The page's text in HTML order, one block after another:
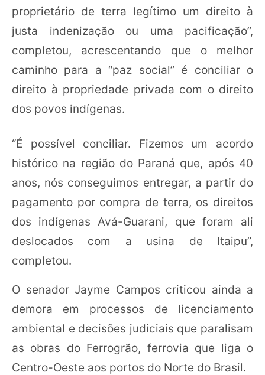
proprietário de terra legítimo um direito à
justa indenização ou uma pacificação”,
completou, acrescentando que o melhor
caminho para a “paz social” é conciliar o
direito à propriedade privada com o direito
dos povos indígenas.
“É possível conciliar. Fizemos um acordo
histórico na região do Paraná que, após 40
anos, nós conseguimos entregar, a partir do
pagamento por compra de terra, os direitos
dos indígenas Avá-Guarani, que foram ali
deslocados com a usina de Itaipu”,
completou.
O senador Jayme Campos criticou ainda a
demora em processos de licenciamento
ambiental e decisões judiciais que paralisam
as obras do Ferrogrão, ferrovia que liga o
Centro-Oeste aos portos do Norte do Brasil.